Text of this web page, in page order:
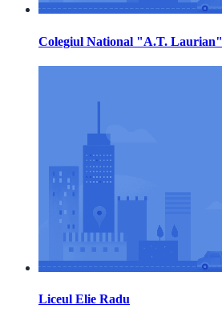
Colegiul National "A.T. Laurian"
Liceul Elie Radu